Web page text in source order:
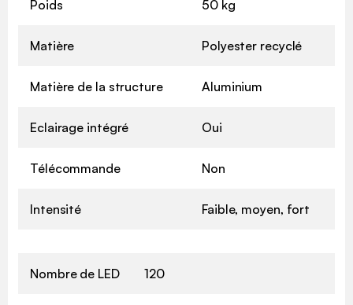
Poids 50 kg
Matière Polyester recyclé
Matière de la structure Aluminium
Eclairage intégré Oui
Télécommande Non
Intensité Faible, moyen, fort
Nombre de LED 120